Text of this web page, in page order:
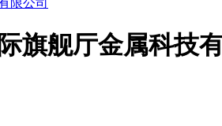
旗舰厅金属科技